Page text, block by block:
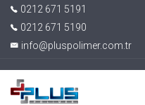
0212 671 5191
0212 671 5190
info@pluspolimer.com.tr